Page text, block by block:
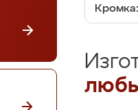
Кромка: